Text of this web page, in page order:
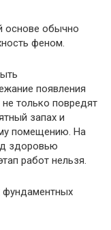
основе обычно
феном.
появления
только повредят
запах и
помещению. На
здоровью
работ нельзя.